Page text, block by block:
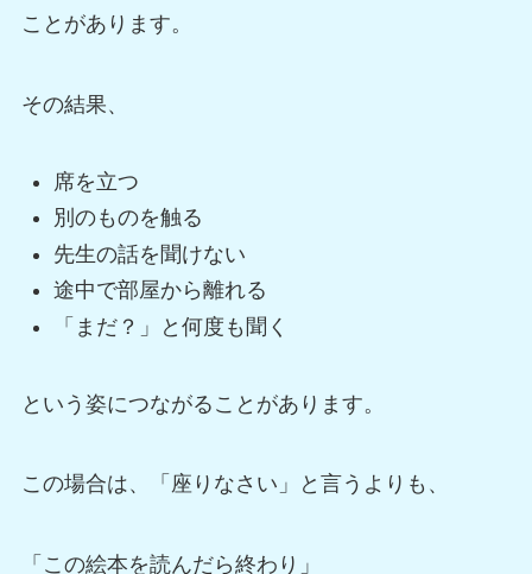
ことがあります。
その結果、
席を立つ
別のものを触る
先生の話を聞けない
途中で部屋から離れる
「まだ？」と何度も聞く
という姿につながることがあります。
この場合は、「座りなさい」と言うよりも、
「この絵本を読んだら終わり」